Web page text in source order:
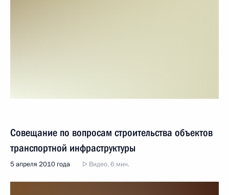
Совещание по вопросам строительства объектов
транспортной инфраструктуры
5 апреля 2010 года Видео, 6 мин.